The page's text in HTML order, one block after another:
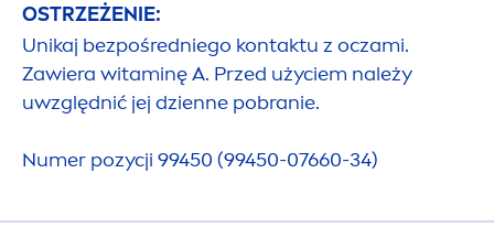
OSTRZEŻENIE:
Unikaj bezpośredniego kontaktu z oczami.
Zawiera witaminę A. Przed użyciem należy
uwzględnić jej dzienne pobranie.
Numer pozycji 99450 (99450-07660-34)